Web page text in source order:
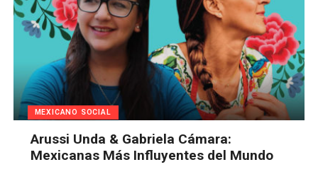
MEXICANO SOCIAL
Arussi Unda & Gabriela Cámara:
Mexicanas Más Influyentes del Mundo